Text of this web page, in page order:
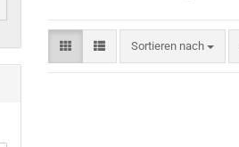
Sortieren nach
Sortieren nach